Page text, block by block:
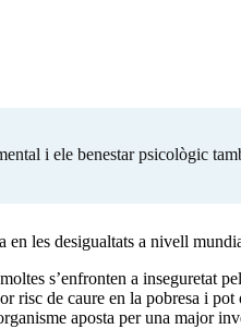
i ele benestar psicològic
en les desigualtats a nivell
s’enfronten a inseguretat
de caure en la pobresa i
aposta per una major